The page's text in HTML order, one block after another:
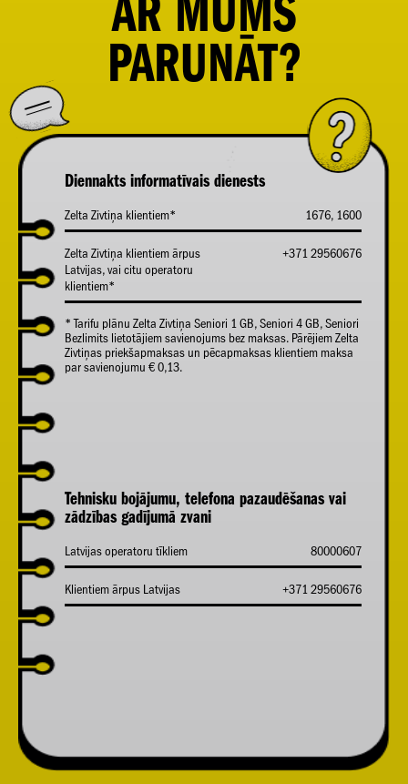
AR MUMS
PARUNĀT?
Diennakts informatīvais dienests
Zelta Zivtiņa klientiem* 1676, 1600
Zelta Zivtiņa klientiem ārpus
Latvijas, vai citu operatoru
klientiem*
+371 29560676
* Tarifu plānu Zelta Zivtiņa Seniori 1 GB, Seniori 4 GB, Seniori
Bezlimits lietotājiem savienojums bez maksas. Pārējiem Zelta
Zivtiņas priekšapmaksas un pēcapmaksas klientiem maksa
par savienojumu € 0,13.
Tehnisku bojājumu, telefona pazaudēšanas vai
zādzības gadījumā zvani
Latvijas operatoru tīkliem 80000607
Klientiem ārpus Latvijas +371 29560676